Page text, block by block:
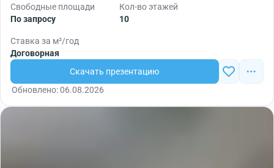
Свободные площади
По запросу
Кол-во этажей
10
Ставка за м²/год
Договорная
Скачать презентацию
Обновлено: 06.08.2026